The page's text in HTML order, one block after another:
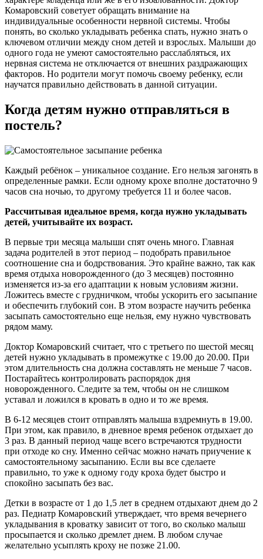
Комаровский советует обращать внимание на
индивидуальные особенности нервной системы. Чтобы
понять, во сколько укладывать ребенка спать, нужно знать о
ключевом отличии между сном детей и взрослых. Малыши до
одного года не умеют самостоятельно расслабляться, их
нервная система не отключается от внешних раздражающих
факторов. Но родители могут помочь своему ребенку, если
научатся правильно действовать в данной ситуации.
Когда детям нужно отправляться в
постель?
Каждый ребёнок – уникальное создание. Его нельзя загонять в
определенные рамки. Если одному крохе вполне достаточно 9
часов сна ночью, то другому требуется 11 и более часов.
Рассчитывая идеальное время, когда нужно укладывать
детей, учитывайте их возраст.
В первые три месяца малыши спят очень много. Главная
задача родителей в этот период – подобрать правильное
соотношение сна и бодрствования. Это крайне важно, так как
время отдыха новорожденного (до 3 месяцев) постоянно
изменяется из-за его адаптации к новым условиям жизни.
Ложитесь вместе с грудничком, чтобы ускорить его засыпание
и обеспечить глубокий сон. В этом возрасте научить ребенка
засыпать самостоятельно еще нельзя, ему нужно чувствовать
рядом маму.
Доктор Комаровский считает, что с третьего по шестой месяц
детей нужно укладывать в промежутке с 19.00 до 20.00. При
этом длительность сна должна составлять не меньше 7 часов.
Постарайтесь контролировать распорядок дня
новорожденного. Следите за тем, чтобы он не слишком
уставал и ложился в кровать в одно и то же время.
В 6-12 месяцев стоит отправлять малыша вздремнуть в 19.00.
При этом, как правило, в дневное время ребенок отдыхает до
3 раз. В данный период чаще всего встречаются трудности
при отходе ко сну. Именно сейчас можно начать приучение к
самостоятельному засыпанию. Если вы все сделаете
правильно, то уже к одному году кроха будет быстро и
спокойно засыпать без вас.
Детки в возрасте от 1 до 1,5 лет в среднем отдыхают днем до 2
раз. Педиатр Комаровский утверждает, что время вечернего
укладывания в кроватку зависит от того, во сколько малыш
просыпается и сколько дремлет днем. В любом случае
желательно усыплять кроху не позже 21.00.